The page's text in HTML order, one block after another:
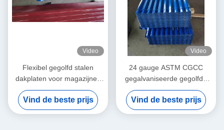
Video
Flexibel gegolfd stalen
dakplaten voor magazijnen
en bijzondere bouwprojecten
Vind de beste prijs
Video
24 gauge ASTM CGCC
gegalvaniseerde gegolfde
metalen dakplaten voor
dakbedekking en
wandbekleding
Vind de beste prijs